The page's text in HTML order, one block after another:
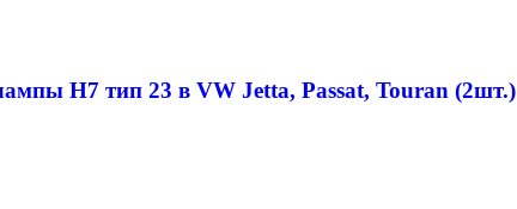
H7 тип 23 в VW Jetta, Passat, Touran (2шт.)